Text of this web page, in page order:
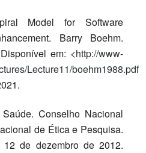
Model for Software
Barry Boehm.
em: <http://www-
Lecture11/boehm1988.pdf
Conselho Nacional
de Ética e Pesquisa.
de dezembro de 2012.